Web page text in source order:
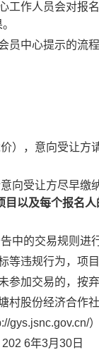
工作人员会对报
员中心提示的流
），意向受让
向受让方尽早缴
目以及每个报名
中的交易规则进
等违规行为，项
参加交易的，按
村股份经济合作
gys.jsnc.gov.cn/
202 6年3月30日